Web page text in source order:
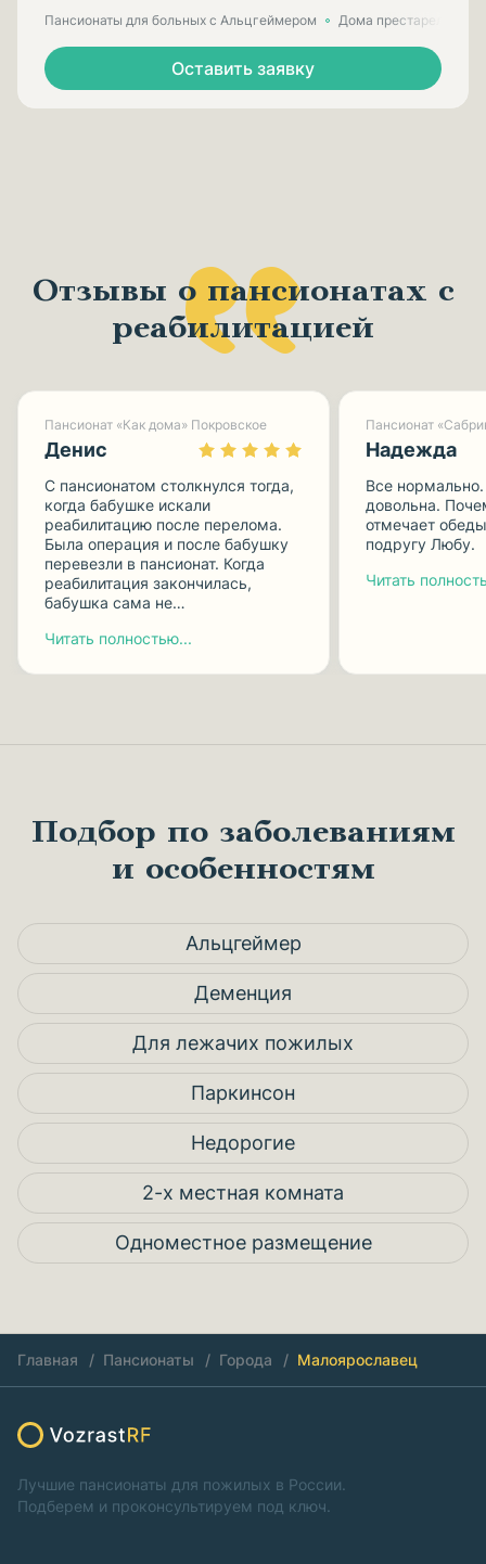
Пансионаты для больных с Альцгеймером Дома престарелых
Оставить заявку
Отзывы о пансионатах с
реабилитацией
Пансионат «Как дома» Покровское
Денис
С пансионатом столкнулся тогда,
когда бабушке искали
реабилитацию после перелома.
Была операция и после бабушку
перевезли в пансионат. Когда
реабилитация закончилась,
бабушка сама не…
Читать полностью...
Пансионат
Надежда
Все
довольна.
отмечает
подругу Любу.
Читать
Подбор по заболеваниям
и особенностям
Альцгеймер
Деменция
Для лежачих пожилых
Паркинсон
Недорогие
2-х местная комната
Одноместное размещение
Главная Пансионаты Города Малоярославец
Лучшие пансионаты для пожилых в России.
Подберем и проконсультируем под ключ.